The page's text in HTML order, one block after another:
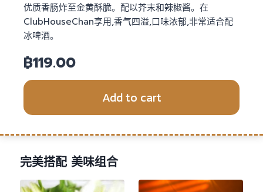
优质香肠炸至金黄酥脆。配以芥末和辣椒酱。在
ClubHouseChan享用,香气四溢,口味浓郁,非常适合配
冰啤酒。
฿119.00
Add to cart
完美搭配 美味组合